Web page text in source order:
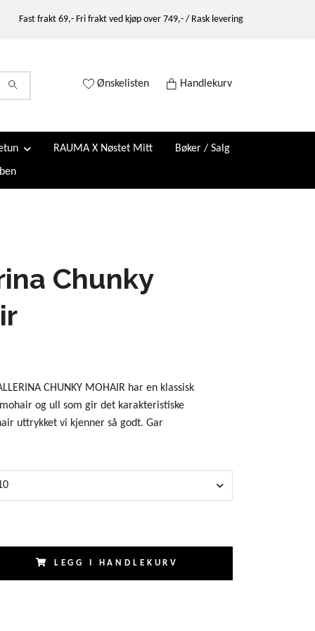
Fast frakt 69,- Fri frakt ved kjøp over 749,- / Rask levering
Ønskelisten Handlekurv
RAUMA X Nøstet Mitt Bøker / Salg
Chunky
CHUNKY MOHAIR har en klassisk
og ull som gir det karakteristiske
uttrykket vi kjenner så godt. Gar
LEGG I HANDLEKURV